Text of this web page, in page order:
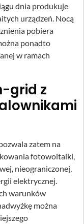
dnia produkuje
urządzeń. Nocą
pobiera
ponadto
w ramach
grid z
zatem na
fotowoltaiki,
nieograniczonej,
elektrycznej.
warunków
można